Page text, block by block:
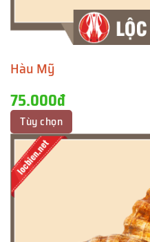
Hàu Mỹ
75.000đ
Tùy chọn